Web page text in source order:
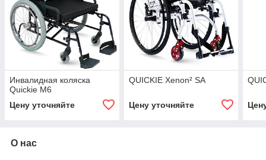
Инвалидная коляска
Quickie M6
Цену уточняйте
QUICKIE Xenon² SA
Цену уточняйте
О нас